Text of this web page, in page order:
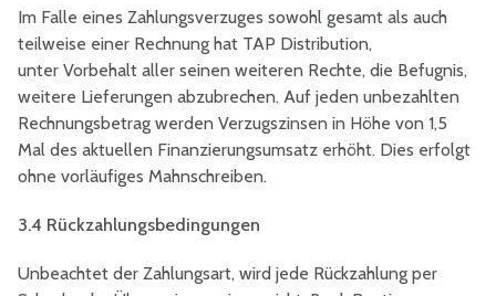
Im Falle eines Zahlungsverzuges sowohl gesamt als auch
teilweise einer Rechnung hat TAP Distribution,
unter Vorbehalt aller seinen weiteren Rechte, die Befugnis,
weitere Lieferungen abzubrechen. Auf jeden unbezahlten
Rechnungsbetrag werden Verzugszinsen in Höhe von 1,5
Mal des aktuellen Finanzierungsumsatz erhöht. Dies erfolgt
ohne vorläufiges Mahnschreiben.
3.4 Rückzahlungsbedingungen
Unbeachtet der Zahlungsart, wird jede Rückzahlung per